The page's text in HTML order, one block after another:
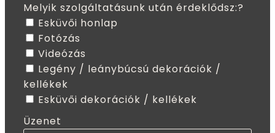
Melyik szolgáltatásunk után érdeklődsz:?
Esküvői honlap
Fotózás
Videózás
Legény / leánybúcsú dekorációk /
kellékek
Esküvői dekorációk / kellékek
Üzenet